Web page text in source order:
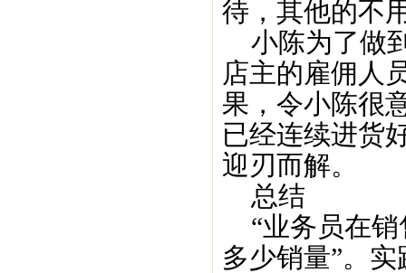
待，其他的不
小陈为了做
店主的雇佣人
果，令小陈很
已经连续进货
迎刃而解。
总结
“业务员在销
多少销量”。